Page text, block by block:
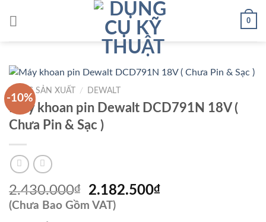
0
-10%
HÃNG SẢN XUẤT / DEWALT
Máy khoan pin Dewalt DCD791N 18V (
Chưa Pin & Sạc )
2.430.000₫
Giá
gốc
2.182.500₫Giá
(Chưa Bao Gồm VAT)